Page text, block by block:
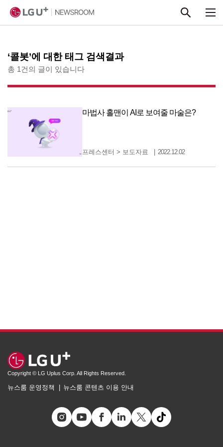
‘콜봇’에 대한 태그 검색결과
총 1건의 글이 있습니다
마법사 홀맨이 AI로 보여줄 마술은?
프레스센터 > 보도자료 2022.12.02
Copyright © LG Uplus Corp. All Rights Reserved.
뉴스룸 운영정책 뉴스룸 콘텐츠 이용 안내